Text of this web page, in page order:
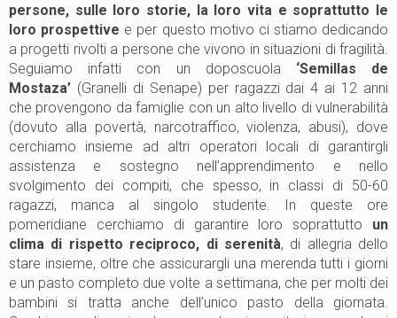
persone, sulle loro storie, la loro vita e soprattutto le
loro prospettive e per questo motivo ci stiamo dedicando
a progetti rivolti a persone che vivono in situazioni di fragilità.
Seguiamo infatti con un doposcuola ‘Semillas de
Mostaza’ (Granelli di Senape) per ragazzi dai 4 ai 12 anni
che provengono da famiglie con un alto livello di vulnerabilità
(dovuto alla povertà, narcotraffico, violenza, abusi), dove
cerchiamo insieme ad altri operatori locali di garantirgli
assistenza e sostegno nell’apprendimento e nello
svolgimento dei compiti, che spesso, in classi di 50-60
ragazzi, manca al singolo studente. In queste ore
pomeridiane cerchiamo di garantire loro soprattutto un
clima di rispetto reciproco, di serenità, di allegria dello
stare insieme, oltre che assicurargli una merenda tutti i giorni
e un pasto completo due volte a settimana, che per molti dei
bambini si tratta anche dell’unico pasto della giornata.